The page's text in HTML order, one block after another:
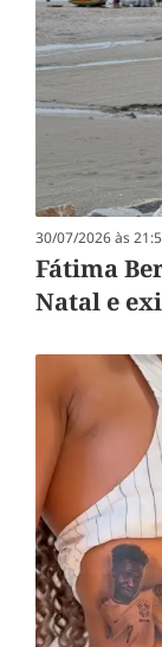
30/07/2026 às
Fátima
Natal e